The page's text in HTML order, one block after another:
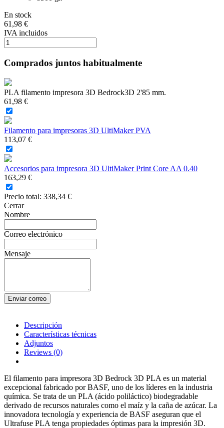
En stock
61,98 €
IVA incluidos
Comprados juntos habitualmente
PLA filamento impresora 3D Bedrock3D 2'85 mm.
61,98 €
Filamento para impresoras 3D UltiMaker PVA
113,07 €
Accesorios para impresora 3D UltiMaker Print Core AA 0.40
163,29 €
Precio total: 338,34 €
Cerrar
Nombre
Correo electrónico
Mensaje
Enviar correo
Descripción
Características técnicas
Adjuntos
Reviews (0)
El filamento para impresora 3D Bedrock 3D PLA es un material
excepcional fabricado por BASF, uno de los líderes en la industria
química. Se trata de un PLA (ácido poliláctico) biodegradable
derivado de recursos naturales como el maíz y la caña de azúcar. La
innovadora tecnología y experiencia de BASF aseguran que el
Ultrafuse PLA tenga propiedades óptimas para la impresión 3D.